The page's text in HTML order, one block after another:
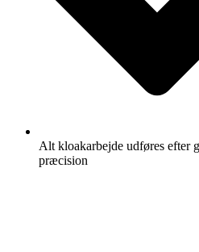
Alt kloakarbejde udføres efter
præcision